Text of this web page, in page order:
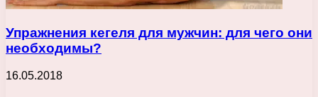
Упражнения кегеля для мужчин: для чего они
необходимы?
16.05.2018